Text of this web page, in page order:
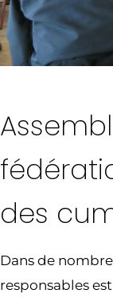
des
Dans de
responsables